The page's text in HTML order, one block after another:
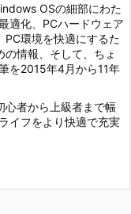
OSの細部にわた
適化、PCハードウェア
PC環境を快適にするた
情報、そして、ちょ
を2015年4月から11年
心者から上級者まで幅
イフをより快適で充実